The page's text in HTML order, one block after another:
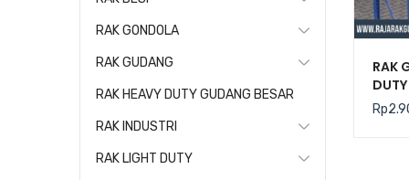
RAK
Level)
Rp
RAK GONDOLA
RAK GUDANG
RAK HEAVY DUTY GUDANG BESAR
RAK INDUSTRI
RAK LIGHT DUTY